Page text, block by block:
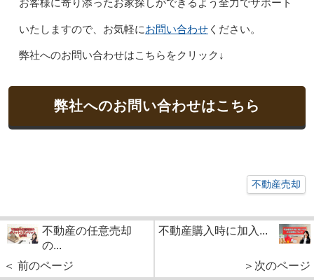
お客様に寄り添ったお家探しができるよう全力でサポート
いたしますので、お気軽にお問い合わせください。
弊社へのお問い合わせはこちらをクリック↓
弊社へのお問い合わせはこちら
不動産売却
不動産の任意売却
の...
＜ 前のページ
不動産購入時に加入...
＞次のページ